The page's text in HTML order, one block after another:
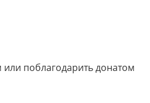
или поблагодарить донатом